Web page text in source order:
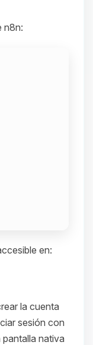
n8n:
en:
la cuenta
sesión con
nativa